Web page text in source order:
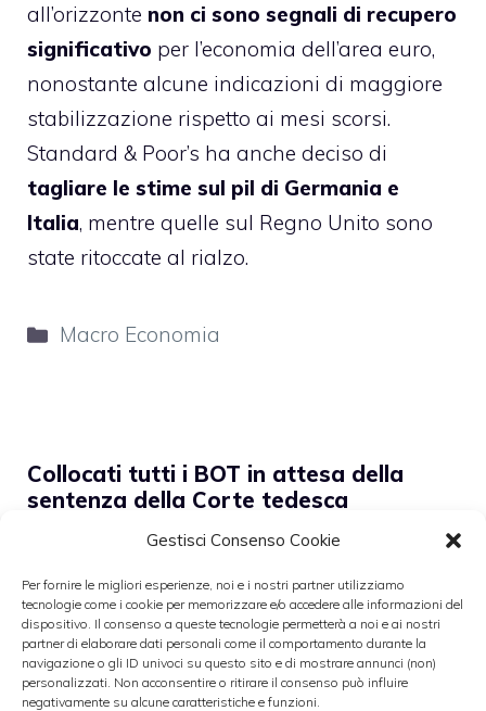
Gestisci Consenso Cookie
Per fornire le migliori esperienze, noi e i nostri partner utilizziamo
tecnologie come i cookie per memorizzare e/o accedere alle informazioni del
dispositivo. Il consenso a queste tecnologie permetterà a noi e ai nostri
partner di elaborare dati personali come il comportamento durante la
navigazione o gli ID univoci su questo sito e di mostrare annunci (non)
personalizzati. Non acconsentire o ritirare il consenso può influire
negativamente su alcune caratteristiche e funzioni.
all’orizzonte non ci sono segnali di recupero
significativo per l’economia dell’area euro,
nonostante alcune indicazioni di maggiore
stabilizzazione rispetto ai mesi scorsi.
Standard & Poor’s ha anche deciso di
tagliare le stime sul pil di Germania e
Italia, mentre quelle sul Regno Unito sono
state ritoccate al rialzo.
Categorie
Macro Economia
Collocati tutti i BOT in attesa della
sentenza della Corte tedesca